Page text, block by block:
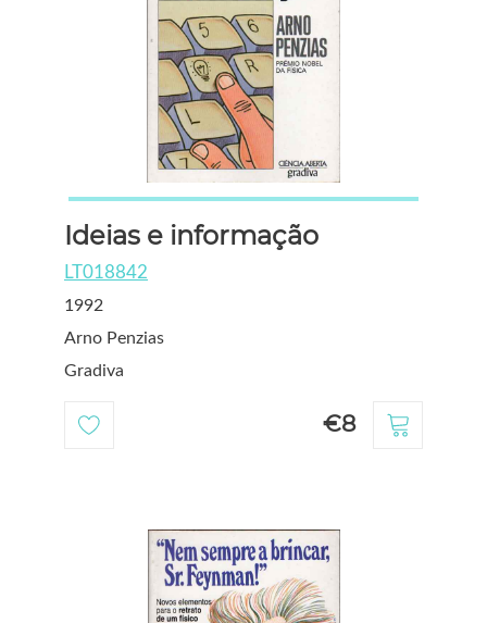
Ideias e informação
LT018842
1992
Arno Penzias
Gradiva
€8